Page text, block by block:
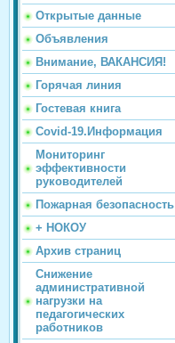
Открытые данные
Объявления
Внимание, ВАКАНСИЯ!
Горячая линия
Гостевая книга
Covid-19.Информация
Мониторинг
эффективности
руководителей
Пожарная безопасность
+ НОКОУ
Архив страниц
Снижение
административной
нагрузки на
педагогических
работников